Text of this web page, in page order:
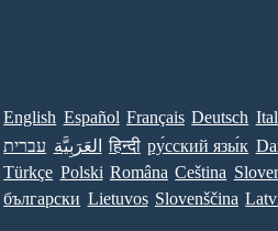
English Español Français Deutsch
עברית العَرَبِيَّة हिन्दी ру́сский язы́к
Türkçe Polski Româna Ceština
български Lietuvos Slovenščina